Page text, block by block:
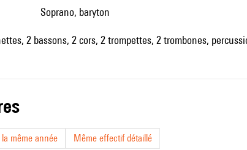
soprano, baryton
2 bassons, 2 cors, 2 trompettes, 2 trombones,
la même année Même effectif détaillé